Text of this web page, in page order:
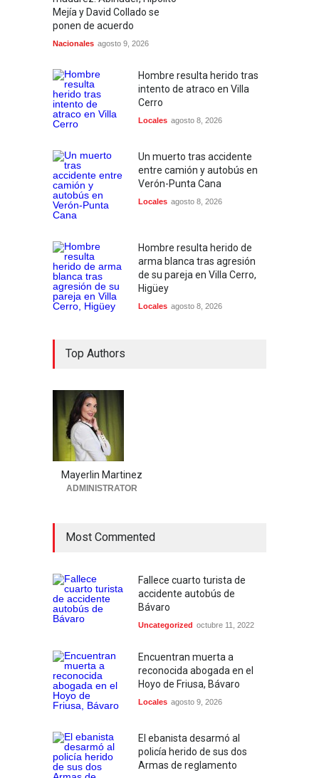
Mejía y David Collado se
ponen de acuerdo
Nacionales agosto 9, 2026
Hombre resulta herido tras
intento de atraco en Villa
Cerro
Locales agosto 8, 2026
Un muerto tras accidente
entre camión y autobús en
Verón-Punta Cana
Locales agosto 8, 2026
Hombre resulta herido de
arma blanca tras agresión
de su pareja en Villa Cerro,
Higüey
Locales agosto 8, 2026
Top Authors
Mayerlin Martinez
ADMINISTRATOR
Most Commented
Fallece cuarto turista de
accidente autobús de
Bávaro
Uncategorized octubre 11, 2022
Encuentran muerta a
reconocida abogada en el
Hoyo de Friusa, Bávaro
Locales agosto 9, 2026
El ebanista desarmó al
policía herido de sus dos
Armas de reglamento